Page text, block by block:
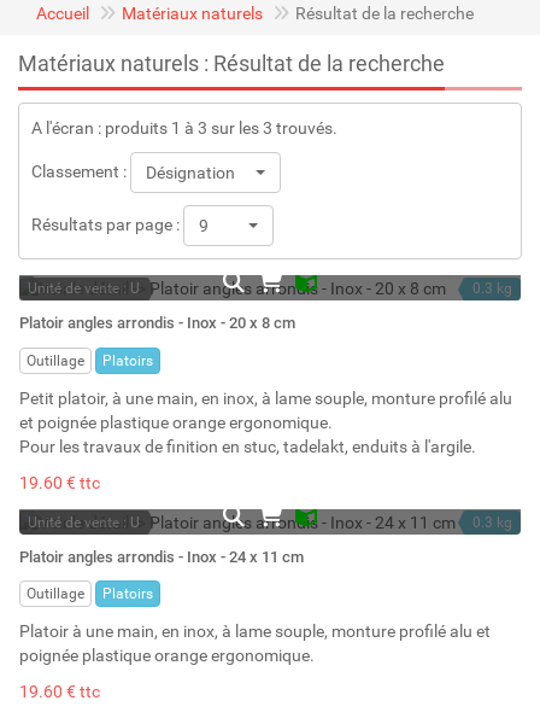
Accueil Matériaux naturels Résultat de la recherche
Matériaux naturels : Résultat de la recherche
A l'écran : produits 1 à 3 sur les 3 trouvés.
Classement : Désignation
Résultats par page : 9
Unité de vente : U
En stock
Stock : 14
0.3 kg
Platoir angles arrondis - Inox - 20 x 8 cm
Outillage Platoirs
Petit platoir, à une main, en inox, à lame souple, monture profilé alu
et poignée plastique orange ergonomique.
Pour les travaux de finition en stuc, tadelakt, enduits à l'argile.
19.60 € ttc
Unité de vente : U
En stock
Stock : 11
0.3 kg
Platoir angles arrondis - Inox - 24 x 11 cm
Outillage Platoirs
Platoir à une main, en inox, à lame souple, monture profilé alu et
poignée plastique orange ergonomique.
19.60 € ttc